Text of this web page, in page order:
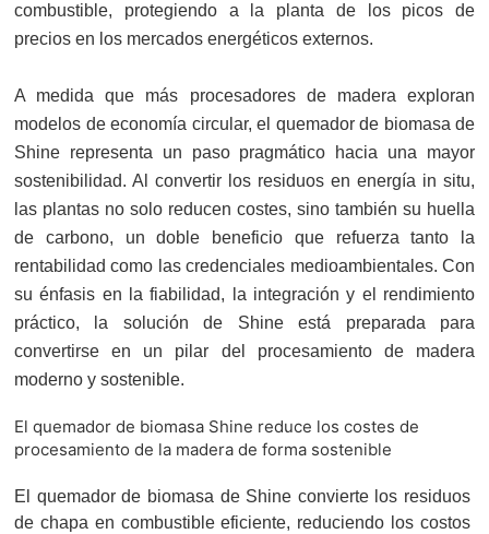
combustible, protegiendo a la planta de los picos de
precios en los mercados energéticos externos.
A medida que más procesadores de madera exploran
modelos de economía circular, el quemador de biomasa de
Shine representa un paso pragmático hacia una mayor
sostenibilidad. Al convertir los residuos en energía in situ,
las plantas no solo reducen costes, sino también su huella
de carbono, un doble beneficio que refuerza tanto la
rentabilidad como las credenciales medioambientales. Con
su énfasis en la fiabilidad, la integración y el rendimiento
práctico, la solución de Shine está preparada para
convertirse en un pilar del procesamiento de madera
moderno y sostenible.
El quemador de biomasa Shine reduce los costes de
procesamiento de la madera de forma sostenible
El quemador de biomasa de Shine convierte los residuos
de chapa en combustible eficiente, reduciendo los costos